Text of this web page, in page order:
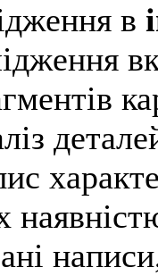
в